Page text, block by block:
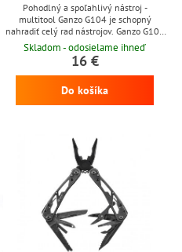
Pohodlný a spoľahlivý nástroj -
multitool Ganzo G104 je schopný
nahradiť celý rad nástrojov. Ganzo G104
disponuje 12 funkciami. Použitá je
kvalitná oceľ 440C. Dĺžka v zloženom
stave je 10,5 cm, v otvorenom stave
16,5 cm. Hmotnosť nástroja je 230 g.
Skladom - odosielame ihneď
16 €
Do košíka